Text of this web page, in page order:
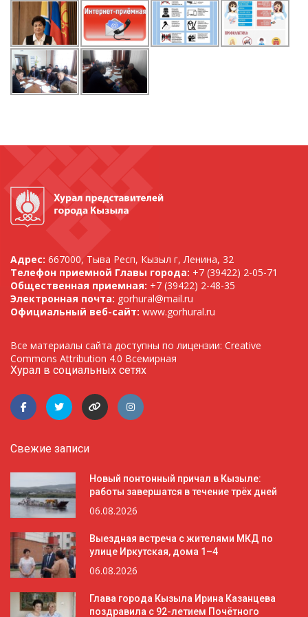
Адрес: 667000, Тыва Респ, Кызыл г, Ленина, 32
Телефон приемной Главы города: +7 (39422) 2-05-71
Общественная приемная: +7 (39422) 2-48-35
Электронная почта: gorhural@mail.ru
Официальный веб-сайт: www.gorhural.ru
Все материалы сайта доступны по лицензии: Creative
Commons Attribution 4.0 Всемирная
Хурал в социальных сетях
Свежие записи
Новый понтонный причал в Кызыле:
работы завершатся в течение трёх дней
06.08.2026
Выездная встреча с жителями МКД по
улице Иркутская, дома 1–4
06.08.2026
Глава города Кызыла Ирина Казанцева
поздравила с 92-летием Почётного